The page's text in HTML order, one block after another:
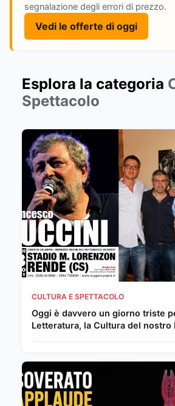
segnalazione degli errori di prezzo.
Vedi le offerte di oggi
Esplora la categoria
Spettacolo
CULTURA E SPETTACOLO
Oggi è davvero un giorno triste
Letteratura, la Cultura del nostro